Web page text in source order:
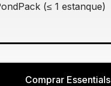
(≤ 1 estanque)
Comprar Essentials